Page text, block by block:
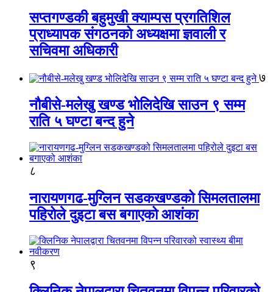
सप्तगण्डकी बहुमुखी क्याम्पस प्रगतिशिल
प्राध्यापक संगठनको अध्यक्षमा ज्ञवाली र
सचिवमा अधिकारी
७
नौबीसे-मलेखु खण्ड भोलिदेखि साउन ९ सम्म
राति ५ घण्टा बन्द हुने
८
नारायणगढ-मुग्लिन सडकखण्डको सिमलतालमा
पहिरोले दुइटा बस बगाएको आशंका
९